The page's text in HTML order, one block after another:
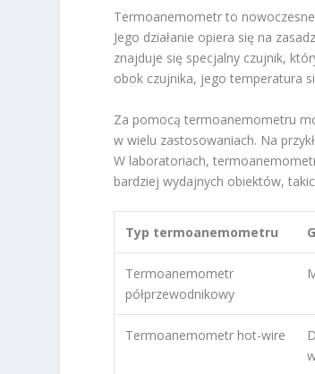
Termoanemometr to
Jego działanie opiera się na
znajduje się specjalny czujnik,
obok czujnika, jego temperatura
Za pomocą termoanemometru
w wielu zastosowaniach. Na
W laboratoriach,
bardziej wydajnych obiektów,
Typ termoanemometru
Termoanemometr
półprzewodnikowy
Termoanemometr hot-wire